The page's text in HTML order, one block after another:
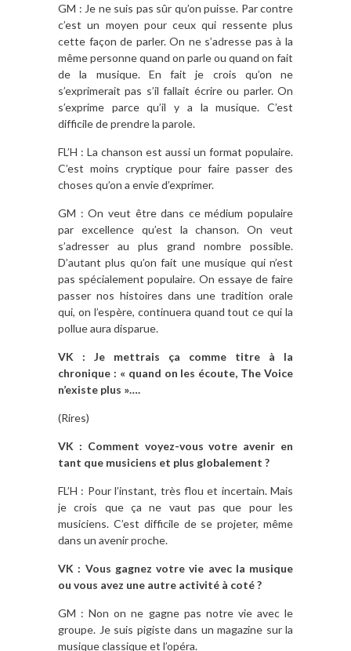
GM : Je ne suis pas sûr qu’on puisse. Par contre
c’est un moyen pour ceux qui ressente plus
cette façon de parler. On ne s’adresse pas à la
même personne quand on parle ou quand on fait
de la musique. En fait je crois qu’on ne
s’exprimerait pas s’il fallait écrire ou parler. On
s’exprime parce qu’il y a la musique. C’est
difficile de prendre la parole.
FL’H : La chanson est aussi un format populaire.
C’est moins cryptique pour faire passer des
choses qu’on a envie d’exprimer.
GM : On veut être dans ce médium populaire
par excellence qu’est la chanson. On veut
s’adresser au plus grand nombre possible.
D’autant plus qu’on fait une musique qui n’est
pas spécialement populaire. On essaye de faire
passer nos histoires dans une tradition orale
qui, on l’espère, continuera quand tout ce qui la
pollue aura disparue.
VK : Je mettrais ça comme titre à la
chronique : « quand on les écoute, The Voice
n’existe plus »….
(Rires)
VK : Comment voyez-vous votre avenir en
tant que musiciens et plus globalement ?
FL’H : Pour l’instant, très flou et incertain. Mais
je crois que ça ne vaut pas que pour les
musiciens. C’est difficile de se projeter, même
dans un avenir proche.
VK : Vous gagnez votre vie avec la musique
ou vous avez une autre activité à coté ?
GM : Non on ne gagne pas notre vie avec le
groupe. Je suis pigiste dans un magazine sur la
musique classique et l’opéra.